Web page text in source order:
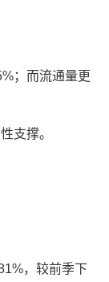
；而流通量更
支撑。
，较前季下